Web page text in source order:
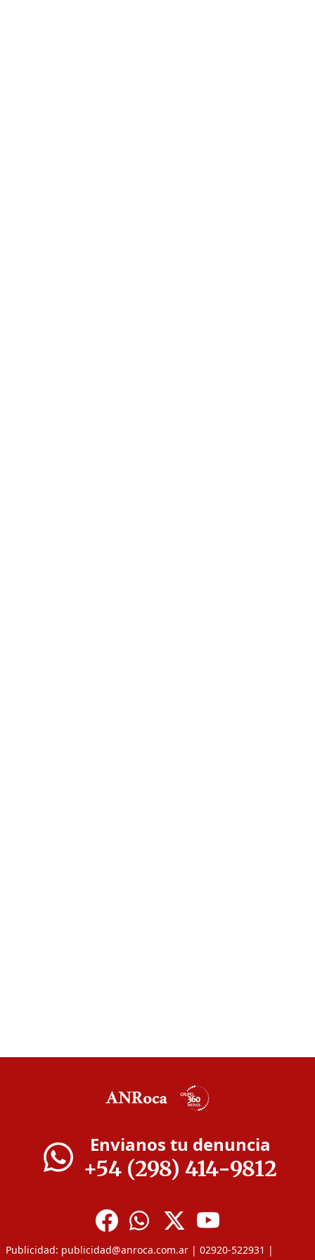
Envianos tu denuncia
+54 (298) 414-9812
Publicidad: publicidad@anroca.com.ar | 02920-522931 |